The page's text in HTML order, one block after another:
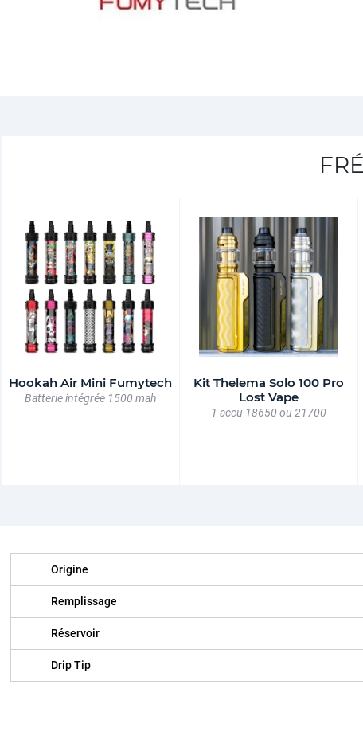
Hookah Air Mini Fumytech
Batterie intégrée 1500 mah
Kit Thelema Solo 100 Pro
Lost Vape
1 accu 18650 ou 21700
Origine
Remplissage
Réservoir
Drip Tip